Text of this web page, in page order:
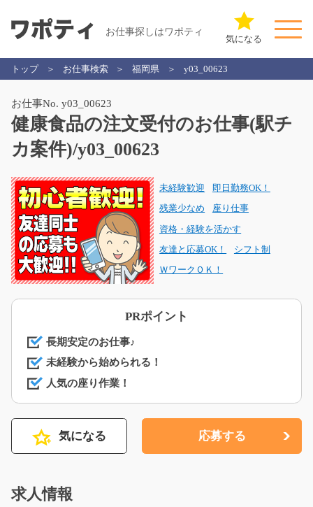
お仕事探しはワポティ
気になる
トップ お仕事検索 福岡県 y03_00623
お仕事No. y03_00623
健康食品の注文受付のお仕事(駅チ
カ案件)/y03_00623
未経験歓迎 即日勤務OK！
残業少なめ 座り仕事
資格・経験を活かす
友達と応募OK！ シフト制
ＷワークＯＫ！
PRポイント
長期安定のお仕事♪
未経験から始められる！
人気の座り作業！
気になる 応募する
求人情報